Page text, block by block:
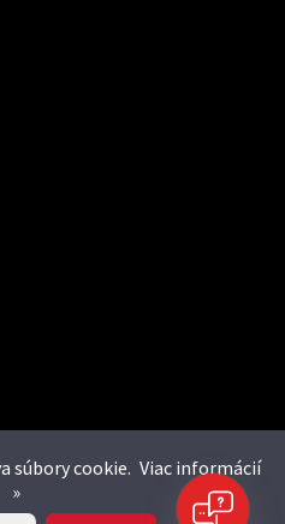
súbory cookie. Viac informácií
»